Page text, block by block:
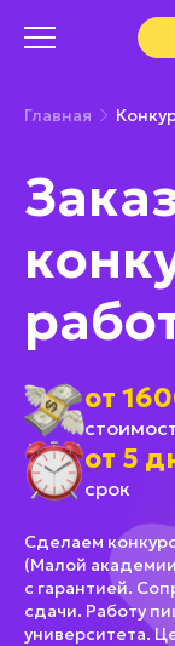
Главная
от
от 5
срок
Сделаем
(Малой
с гарантией.
сдачи. Работу
университета.